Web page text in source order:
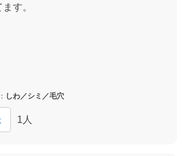
す。
しわ／シミ／毛穴
1 人